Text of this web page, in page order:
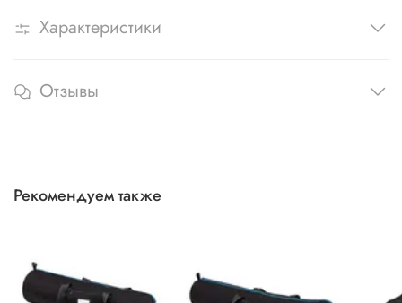
Характеристики
Отзывы
Рекомендуем также